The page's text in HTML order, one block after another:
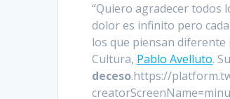
“Quiero agradecer todos
dolor es infinito pero
los que piensan
Cultura, Pablo Avelluto.
deceso.https://